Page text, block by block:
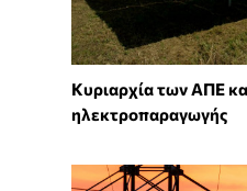
Κυριαρχία των ΑΠΕ
ηλεκτροπαραγωγής